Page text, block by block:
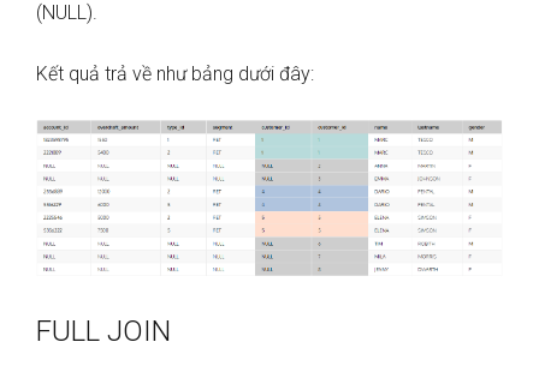
(NULL).
Kết quả trả về như bảng dưới đây:
FULL JOIN